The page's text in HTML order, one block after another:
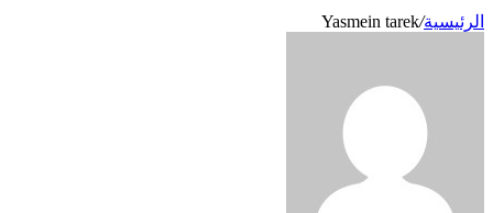
الرئيسية/
Yasmein tarek